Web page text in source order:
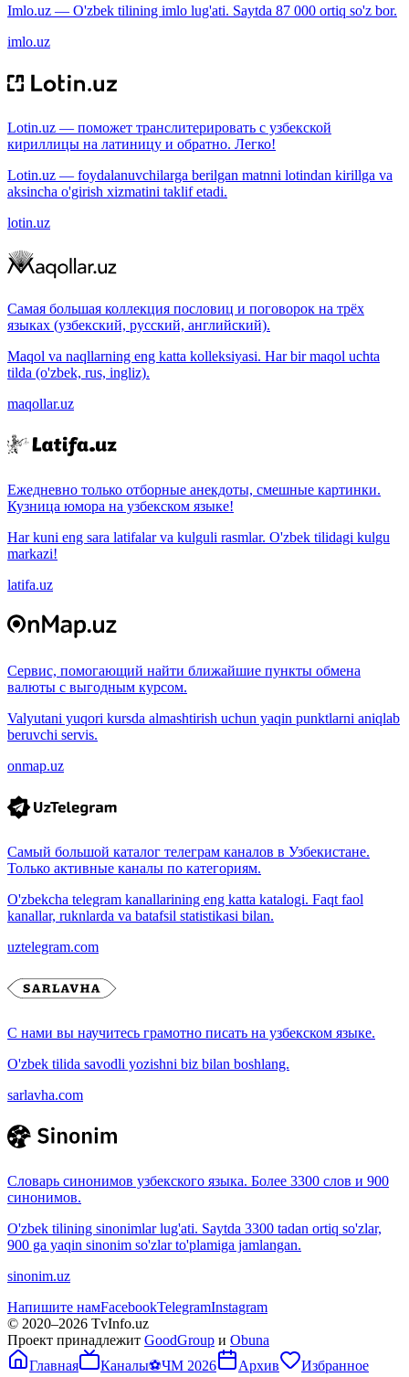
Imlo.uz — O'zbek tilining imlo lug'ati. Saytda 87 000 ortiq so'z bor.
imlo.uz
Lotin.uz — поможет транслитерировать с узбекской
кириллицы на латиницу и обратно. Легко!
Lotin.uz — foydalanuvchilarga berilgan matnni lotindan kirillga va
aksincha o'girish xizmatini taklif etadi.
lotin.uz
Самая большая коллекция пословиц и поговорок на трёх
языках (узбекский, русский, английский).
Maqol va naqllarning eng katta kolleksiyasi. Har bir maqol uchta
tilda (o'zbek, rus, ingliz).
maqollar.uz
Ежедневно только отборные анекдоты, смешные картинки.
Кузница юмора на узбекском языке!
Har kuni eng sara latifalar va kulguli rasmlar. O'zbek tilidagi kulgu
markazi!
latifa.uz
Сервис, помогающий найти ближайшие пункты обмена
валюты с выгодным курсом.
Valyutani yuqori kursda almashtirish uchun yaqin punktlarni aniqlab
beruvchi servis.
onmap.uz
Самый большой каталог телеграм каналов в Узбекистане.
Только активные каналы по категориям.
O'zbekcha telegram kanallarining eng katta katalogi. Faqt faol
kanallar, ruknlarda va batafsil statistikasi bilan.
uztelegram.com
С нами вы научитесь грамотно писать на узбекском языке.
O'zbek tilida savodli yozishni biz bilan boshlang.
sarlavha.com
Словарь синонимов узбекского языка. Более 3300 слов и 900
синонимов.
O'zbek tilining sinonimlar lug'ati. Saytda 3300 tadan ortiq so'zlar,
900 ga yaqin sinonim so'zlar to'plamiga jamlangan.
sinonim.uz
Напишите намFacebookTelegramInstagram
© 2020–2026 TvInfo.uz
Проект принадлежит GoodGroup и Obuna
Главная
Каналы⚽ЧМ 2026 Архив Избранное